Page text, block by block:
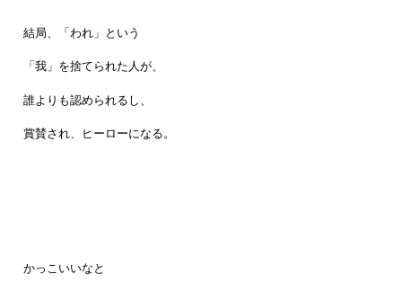
結局、「われ」という
「我」を捨てられた人が、
誰よりも認められるし、
賞賛され、ヒーローになる。
かっこいいなと